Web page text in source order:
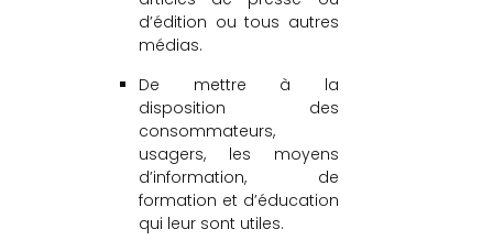
d’édition ou tous autres
médias.
De mettre à la
disposition des
consommateurs,
usagers, les moyens
d’information, de
formation et d’éducation
qui leur sont utiles.